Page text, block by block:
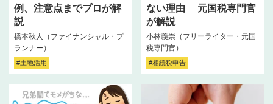
例、注意点までプロが解
説
橋本秋人（ファイナンシャル・プ
ランナー）
#土地活用
ない理由 元国税専門官
が解説
小林義崇（フリーライター・元国
税専門官）
#相続税申告